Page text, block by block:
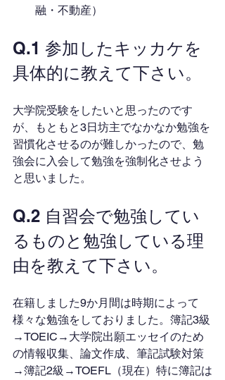
融・不動産）
Q.1 参加したキッカケを
具体的に教えて下さい。
大学院受験をしたいと思ったのです
が、もともと3日坊主でなかなか勉強を
習慣化させるのが難しかったので、勉
強会に入会して勉強を強制化させよう
と思いました。
Q.2 自習会で勉強してい
るものと勉強している理
由を教えて下さい。
在籍しました9か月間は時期によって
様々な勉強をしておりました。簿記3級
→TOEIC→大学院出願エッセイのため
の情報収集、論文作成、筆記試験対策
→簿記2級→TOEFL（現在）特に簿記は